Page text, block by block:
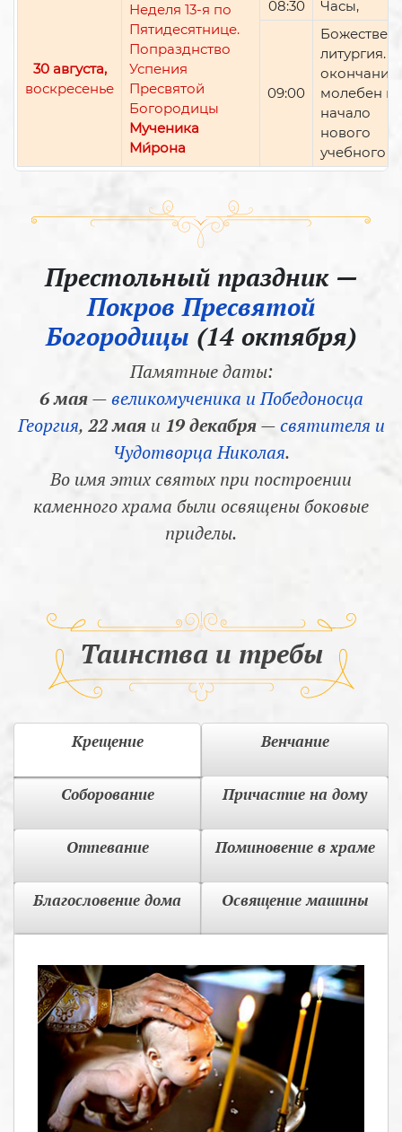
30 августа,
воскресенье
Неделя 13-я по
Пятидесятнице.
Попразднство
Успения
Пресвятой
Богородицы
Мученика
Ми́рона
08:30 Часы,
09:00
литургия.
окончании
молебен
начало
нового
учебного
Престольный праздник —
Покров Пресвятой
Богородицы (14 октября)
Памятные даты:
6 мая—великомученика и Победоносца
Георгия, 22 маяи 19 декабря—святителя и
Чудотворца Николая.
Во имя этих святых при построении
каменного храма были освящены боковые
приделы.
Таинства и требы
Крещение Венчание
Соборование Причастие на дому
Отпевание Поминовение в храме
Благословение дома Освящение машины